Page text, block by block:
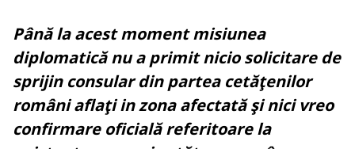
Până la acest moment misiunea
diplomatică nu a primit nicio solicitare de
sprijin consular din partea cetăţenilor
români aflaţi in zona afectată şi nici vreo
confirmare oficială referitoare la